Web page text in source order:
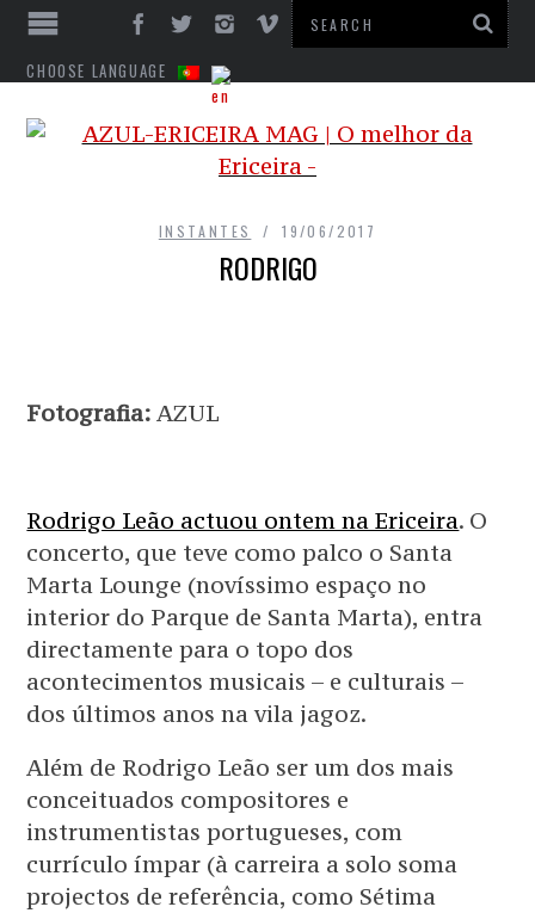
CHOOSE LANGUAGE
INSTANTES 19/06/2017
RODRIGO
Fotografia: AZUL
Rodrigo Leão actuou ontem na Ericeira. O
concerto, que teve como palco o Santa
Marta Lounge (novíssimo espaço no
interior do Parque de Santa Marta), entra
directamente para o topo dos
acontecimentos musicais – e culturais –
dos últimos anos na vila jagoz.
Além de Rodrigo Leão ser um dos mais
conceituados compositores e
instrumentistas portugueses, com
currículo ímpar (à carreira a solo soma
projectos de referência, como Sétima